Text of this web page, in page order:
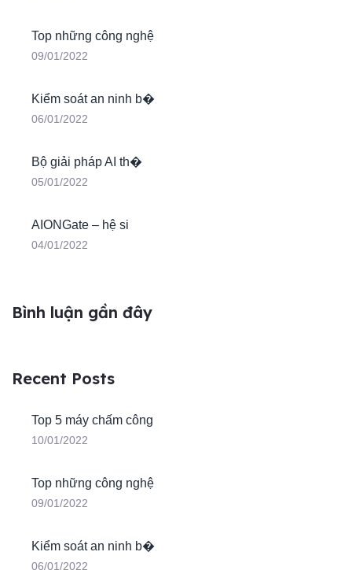
Top những công nghệ
09/01/2022
Kiểm soát an ninh b�
06/01/2022
Bộ giải pháp AI th�
05/01/2022
AIONGate – hệ si
04/01/2022
Bình luận gần đây
Recent Posts
Top 5 máy chấm công
10/01/2022
Top những công nghệ
09/01/2022
Kiểm soát an ninh b�
06/01/2022